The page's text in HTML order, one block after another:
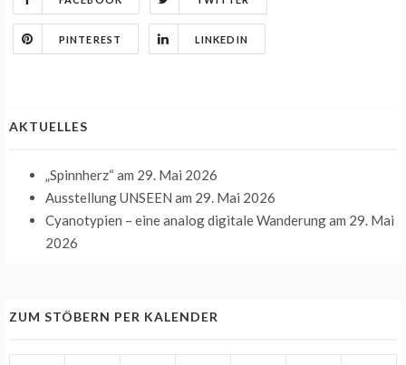
PINTEREST LINKEDIN
AKTUELLES
„Spinnherz“ am 29. Mai 2026
Ausstellung UNSEEN am 29. Mai 2026
Cyanotypien – eine analog digitale Wanderungam 29. Mai
2026
ZUM STÖBERN PER KALENDER